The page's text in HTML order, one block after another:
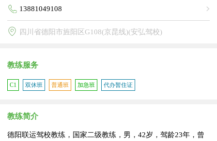
13881049108
四川省德阳市旌阳区G108(京昆线)(安弘驾校)
教练服务
C1 双休班 普通班 加急班 代办暂住证
教练简介
德阳联运驾校教练，国家二级教练，男，42岁，驾龄23年，曾